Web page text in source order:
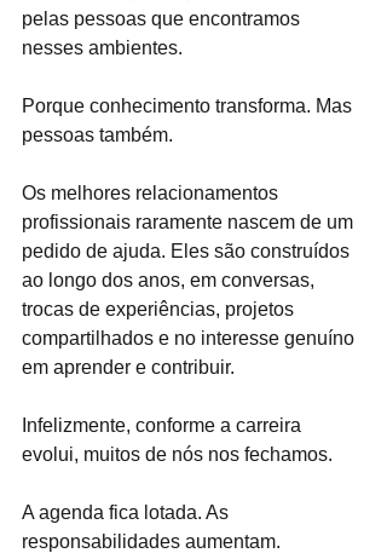
pelas pessoas que encontramos
nesses ambientes.
Porque conhecimento transforma. Mas
pessoas também.
Os melhores relacionamentos
profissionais raramente nascem de um
pedido de ajuda. Eles são construídos
ao longo dos anos, em conversas,
trocas de experiências, projetos
compartilhados e no interesse genuíno
em aprender e contribuir.
Infelizmente, conforme a carreira
evolui, muitos de nós nos fechamos.
A agenda fica lotada. As
responsabilidades aumentam.